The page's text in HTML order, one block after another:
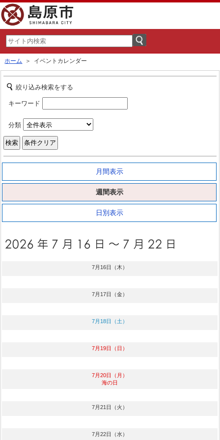
ホーム ＞ イベントカレンダー
絞り込み検索をする
キーワード
分類
月間表示
週間表示
日別表示
7月16日（木）
7月17日（金）
7月18日（土）
7月19日（日）
7月20日（月）
海の日
7月21日（火）
7月22日（水）